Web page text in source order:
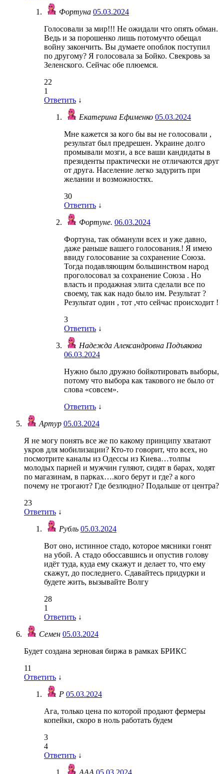
Фортуна 05.03.2024
Голосовали за мир!!! Не ожидали что опять обман.
Ведь и за порошенко лишь потомучто обещал
войну закончить. Вы думаете опоблок поступил
по другому? Я голосовала за Бойко. Свекровь за
Зеленского. Сейчас обе плюемся.
22
1
Ответить ↓
Екатерина Ефименко 05.03.2024
Мне кажется за кого бы вы не голосовали ,
результат был предрешен. Украине долго
промывали мозги, а все ваши кандидаты в
президенты практически не отличаются друг
от друга. Население легко задурить при
желании и возможностях.
30
Ответить ↓
Фортуне. 06.03.2024
Фортуна, так обманули всех и уже давно,
даже раньше вашего голосования.! Я имею
ввиду голосование за сохранение Союза.
Тогда подавляющим большинством народ
проголосовал за сохранение Союза . Но
власть и продажная элита сделали все по
своему, так как надо было им. Результат ?
Результат один , тот ,что сейчас происходит !
3
Ответить ↓
Надежда Александровна Подъякова
06.03.2024
Нужно было дружно бойкотировать выборы,
потому что выбора как такового не было от
слова «совсем».
Ответить ↓
Артур 05.03.2024
Я не могу понять все же по какому принципу хватают
укров для мобилизации? Кто-то говорит, что всех, но
посмотрите каналы из Одессы из Киева…толпы
молодых парней и мужчин гуляют, сидят в барах, ходят
по магазинам, в парках….кого берут и где? а кого
почему не трогают? Где безлюдно? Подальше от центра?
23
Ответить ↓
Рубль 05.03.2024
Вот оно, истинное стадо, которое мясники гонят
на убой. А стадо обоссавшись и опустив голову
идёт туда, куда ему скажут и делает то, что ему
скажут, до последнего. Сдавайтесь придурки и
будете жить, вызывайте Волгу
28
1
Ответить ↓
Семен 05.03.2024
Будет создана зерновая биржа в рамках БРИКС
11
Ответить ↓
Р 05.03.2024
Ага, только цена по которой продают фермеры
копейки, скоро в ноль работать будем
3
4
Ответить ↓